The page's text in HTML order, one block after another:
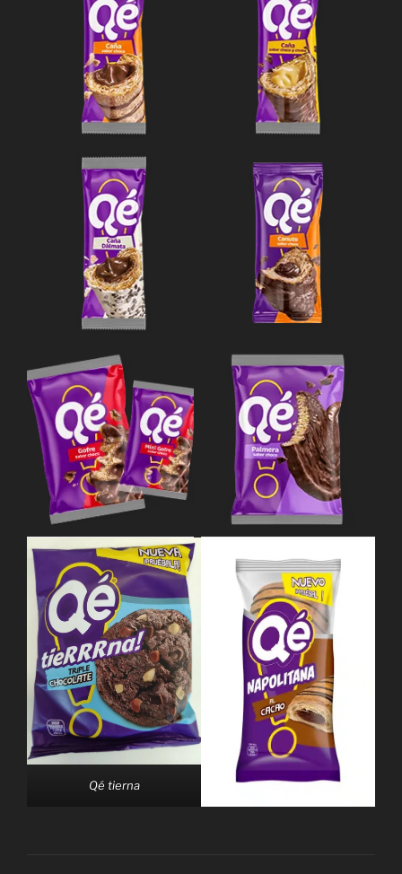
Qé tierna